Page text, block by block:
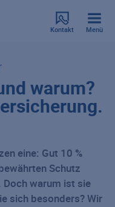
Kontakt Menü
warum?
eine: Gut 10 %
Schutz
Doch warum ist sie
sich besonders? Wir